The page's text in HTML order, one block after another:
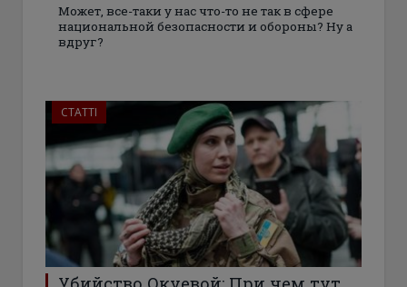
Может, все-таки у нас что-то не так в сфере
национальной безопасности и обороны? Ну а
вдруг?
СТАТТІ